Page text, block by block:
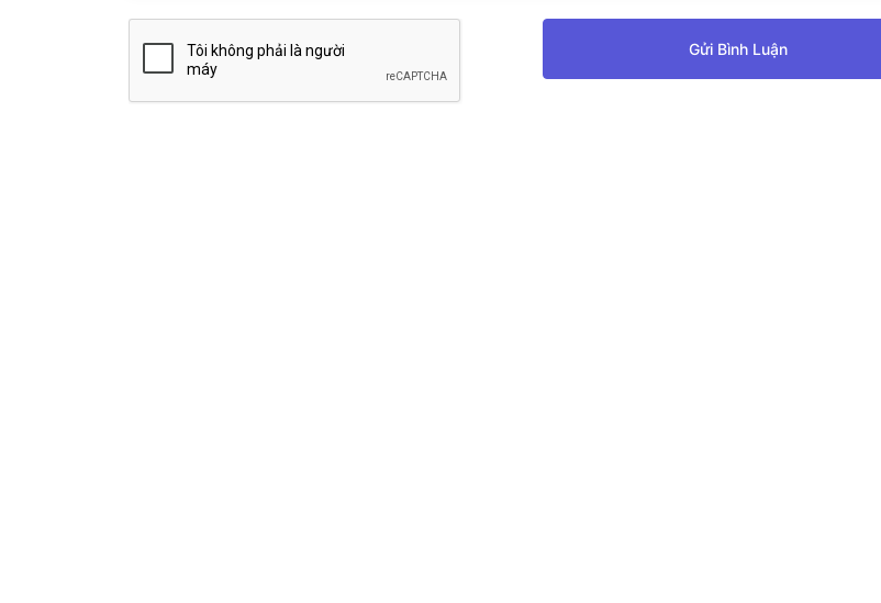
Gửi Bình Luận